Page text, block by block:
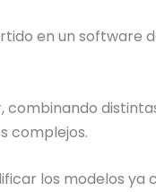
en un software
complejos.
los modelos